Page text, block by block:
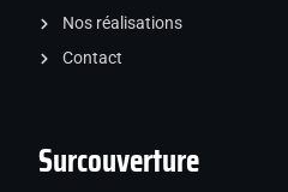
Nos réalisations
Contact
Surcouverture